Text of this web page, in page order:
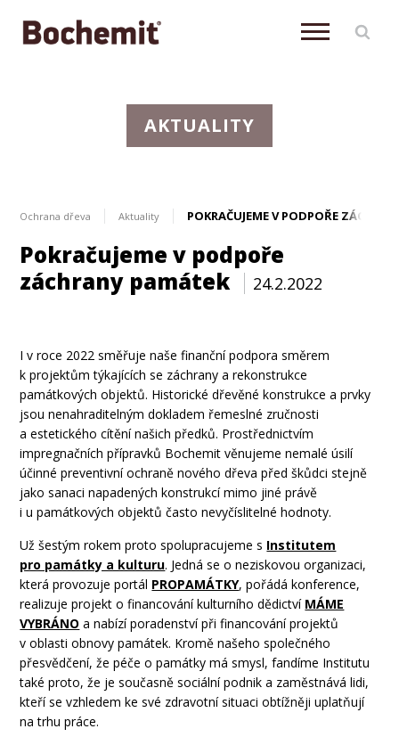
AKTUALITY
Ochrana dřeva Aktuality POKRAČUJEME V PODPOŘE
Pokračujeme v podpoře
záchrany památek
24.2.2022
I v roce 2022 směřuje naše finanční podpora směrem
k projektům týkajících se záchrany a rekonstrukce
památkových objektů. Historické dřevěné konstrukce a prvky
jsou nenahraditelným dokladem řemeslné zručnosti
a estetického cítění našich předků. Prostřednictvím
impregnačních přípravků Bochemit věnujeme nemalé úsilí
účinné preventivní ochraně nového dřeva před škůdci stejně
jako sanaci napadených konstrukcí mimo jiné právě
i u památkových objektů často nevyčíslitelné hodnoty.
Už šestým rokem proto spolupracujeme s Institutem
pro památky a kulturu. Jedná se o neziskovou organizaci,
která provozuje portál PROPAMÁTKY, pořádá konference,
realizuje projekt o financování kulturního dědictví MÁME
VYBRÁNO a nabízí poradenství při financování projektů
v oblasti obnovy památek. Kromě našeho společného
přesvědčení, že péče o památky má smysl, fandíme Institutu
také proto, že je současně sociální podnik a zaměstnává lidi,
kteří se vzhledem ke své zdravotní situaci obtížněji uplatňují
na trhu práce.